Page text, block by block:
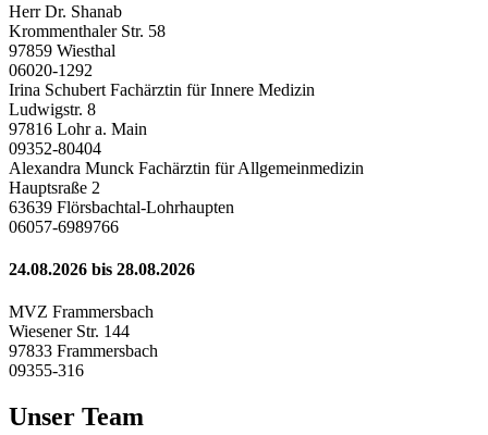
Herr Dr. Shanab
Krommenthaler Str. 58
97859 Wiesthal
06020-1292
Irina Schubert Fachärztin für Innere Medizin
Ludwigstr. 8
97816 Lohr a. Main
09352-80404
Alexandra Munck Fachärztin für Allgemeinmedizin
Hauptsraße 2
63639 Flörsbachtal-Lohrhaupten
06057-6989766
24.08.2026 bis 28.08.2026
MVZ Frammersbach
Wiesener Str. 144
97833 Frammersbach
09355-316
Unser Team